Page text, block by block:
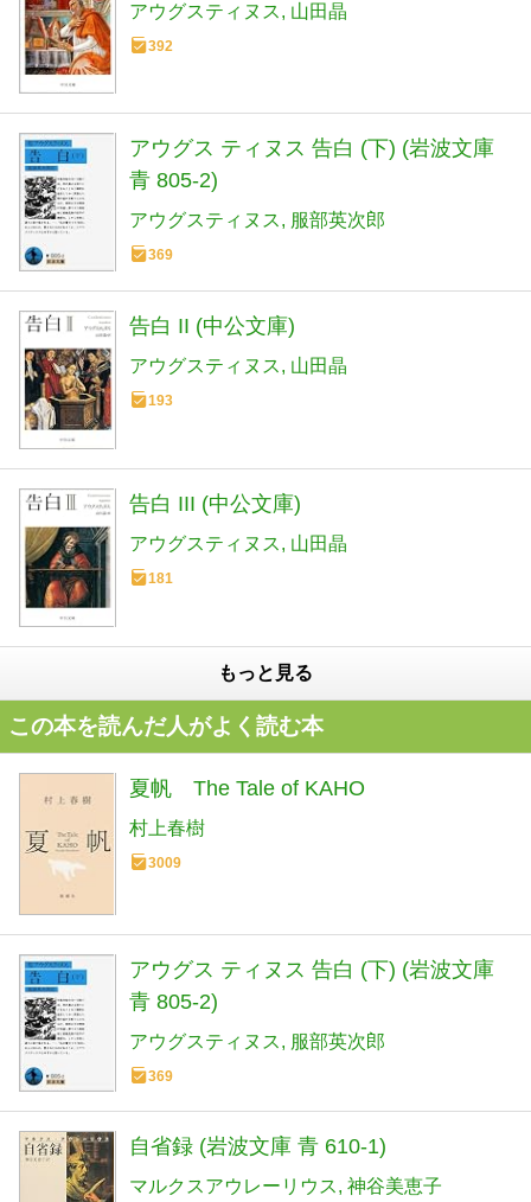
アウグスティヌス 山田晶
392
アウグス ティヌス 告白 (下) (岩波文庫
青 805-2)
アウグスティヌス 服部英次郎
369
告白 II (中公文庫)
アウグスティヌス 山田晶
193
告白 III (中公文庫)
アウグスティヌス 山田晶
181
もっと見る
この本を読んだ人がよく読む本
夏帆 The Tale of KAHO
村上春樹
3009
アウグス ティヌス 告白 (下) (岩波文庫
青 805-2)
アウグスティヌス 服部英次郎
369
自省録 (岩波文庫 青 610-1)
マルクスアウレーリウス 神谷美恵子